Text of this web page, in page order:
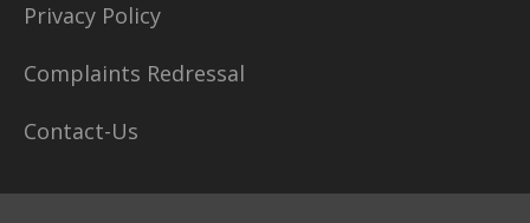
Privacy Policy
Complaints Redressal
Contact-Us